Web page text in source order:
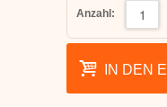
Anzahl:
IN DEN